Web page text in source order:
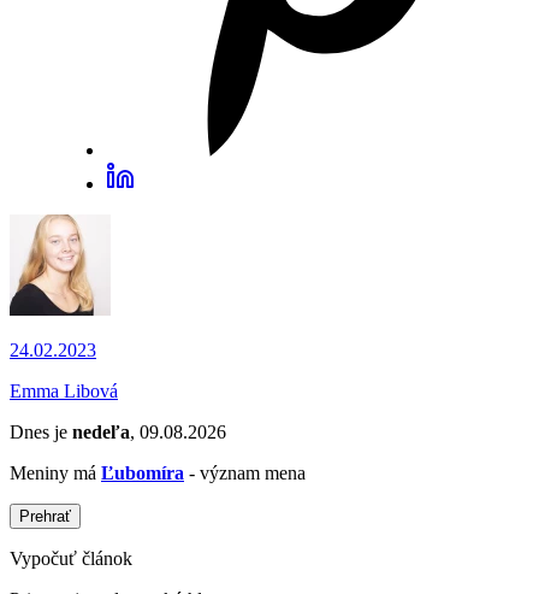
24.02.2023
Emma Libová
Dnes je nedeľa, 09.08.2026
Meniny má Ľubomíra - význam mena
Prehrať
Vypočuť článok